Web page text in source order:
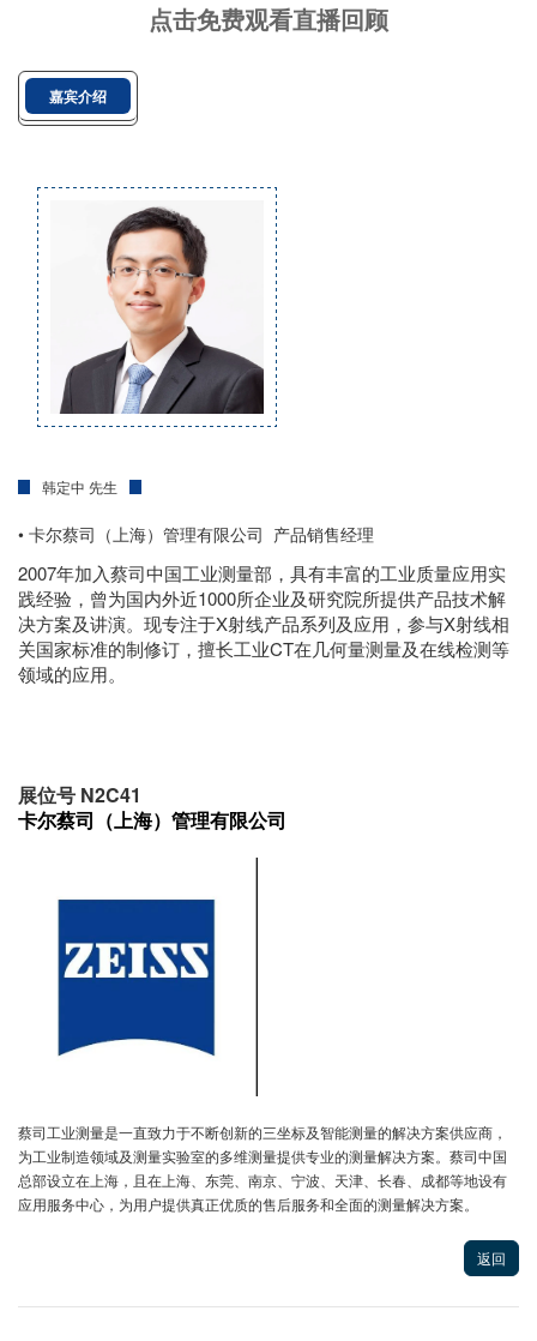
点击免费观看直播回顾
嘉宾介绍
韩定中 先生
• 卡尔蔡司（上海）管理有限公司 产品销售经理
2007年加入蔡司中国工业测量部，具有丰富的工业质量应用实
践经验，曾为国内外近1000所企业及研究院所提供产品技术解
决方案及讲演。现专注于X射线产品系列及应用，参与X射线相
关国家标准的制修订，擅长工业CT在几何量测量及在线检测等
领域的应用。
展位号 N2C41
卡尔蔡司（上海）管理有限公司
蔡司工业测量是一直致力于不断创新的三坐标及智能测量的解决方案供应商，
为工业制造领域及测量实验室的多维测量提供专业的测量解决方案。蔡司中国
总部设立在上海，且在上海、东莞、南京、宁波、天津、长春、成都等地设有
应用服务中心，为用户提供真正优质的售后服务和全面的测量解决方案。
返回